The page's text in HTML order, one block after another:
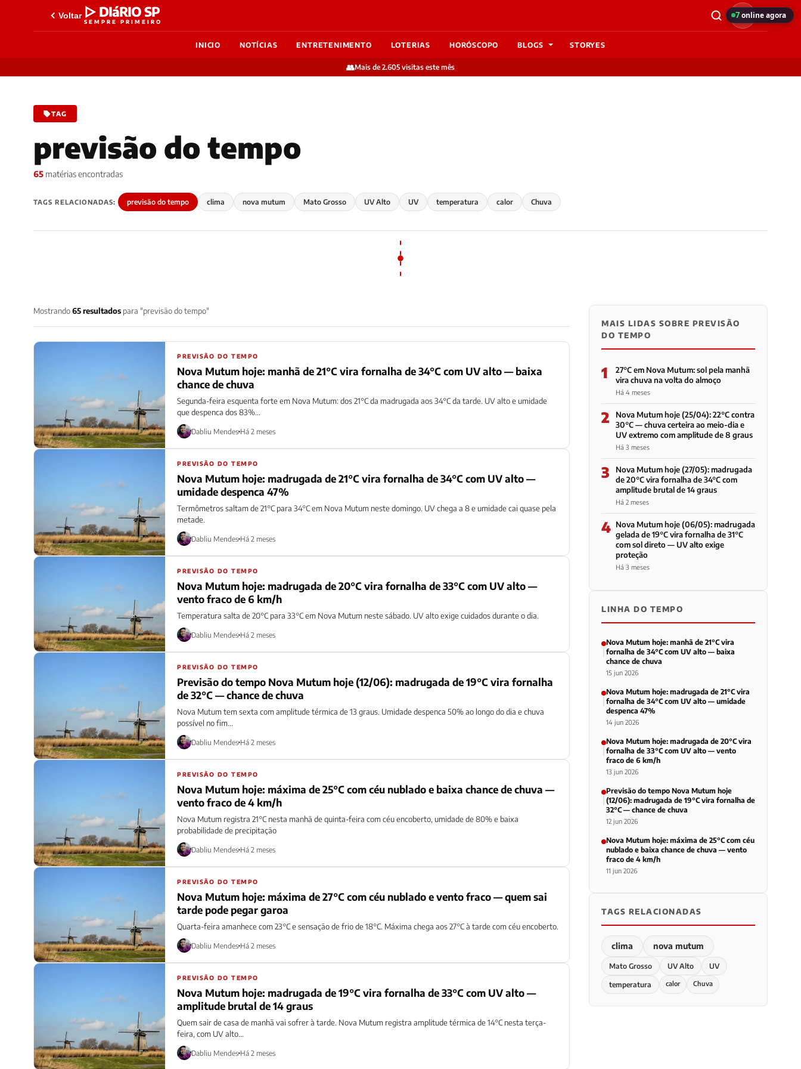
Voltar ▷ DIáRIO SP
SEMPRE PRIMEIRO
INICIO NOTÍCIAS ENTRETENIMENTO LOTERIAS HORÓSCOPO BLOGS STORYES
👥Mais de 2.605 visitas este mês
TAG
previsão do tempo
65 matérias encontradas
TAGS RELACIONADAS: previsão do tempo clima nova mutum Mato Grosso UV Alto UV temperatura calor Chuva
Mostrando65 resultados para "previsão do tempo"
PREVISÃO DO TEMPO
Nova Mutum hoje: manhã de 21°C vira fornalha de 34°C com UV alto — baixa
chance de chuva
Segunda-feira esquenta forte em Nova Mutum: dos 21°C da madrugada aos 34°C da tarde. UV alto e umidade
que despenca dos 83%...
Dabliu Mendes Há 2 meses
PREVISÃO DO TEMPO
Nova Mutum hoje: madrugada de 21°C vira fornalha de 34°C com UV alto —
umidade despenca 47%
Termômetros saltam de 21°C para 34°C em Nova Mutum neste domingo. UV chega a 8 e umidade cai quase pela
metade.
Dabliu Mendes Há 2 meses
PREVISÃO DO TEMPO
Nova Mutum hoje: madrugada de 20°C vira fornalha de 33°C com UV alto —
vento fraco de 6 km/h
Temperatura salta de 20°C para 33°C em Nova Mutum neste sábado. UV alto exige cuidados durante o dia.
Dabliu Mendes Há 2 meses
PREVISÃO DO TEMPO
Previsão do tempo Nova Mutum hoje (12/06): madrugada de 19°C vira fornalha
de 32°C — chance de chuva
Nova Mutum tem sexta com amplitude térmica de 13 graus. Umidade despenca 50% ao longo do dia e chuva
possível no fim...
Dabliu Mendes Há 2 meses
PREVISÃO DO TEMPO
Nova Mutum hoje: máxima de 25°C com céu nublado e baixa chance de chuva —
vento fraco de 4 km/h
Nova Mutum registra 21°C nesta manhã de quinta-feira com céu encoberto, umidade de 80% e baixa
probabilidade de precipitação
Dabliu Mendes Há 2 meses
PREVISÃO DO TEMPO
Nova Mutum hoje: máxima de 27°C com céu nublado e vento fraco — quem sai
tarde pode pegar garoa
Quarta-feira amanhece com 23°C e sensação de frio de 18°C. Máxima chega aos 27°C à tarde com céu encoberto.
Dabliu Mendes Há 2 meses
PREVISÃO DO TEMPO
Nova Mutum hoje: madrugada de 19°C vira fornalha de 33°C com UV alto —
amplitude brutal de 14 graus
Quem sair de casa de manhã vai sofrer à tarde. Nova Mutum registra amplitude térmica de 14°C nesta terça-
feira, com UV alto...
Dabliu Mendes Há 2 meses
MAIS LIDAS SOBRE PREVISÃO
DO TEMPO
1
27°C em Nova Mutum: sol pela manhã
vira chuva na volta do almoço
Há 4 meses
2
Nova Mutum hoje (25/04): 22°C contra
30°C — chuva certeira ao meio-dia e
UV extremo com amplitude de 8 graus
Há 3 meses
3
Nova Mutum hoje (27/05): madrugada
de 20°C vira fornalha de 34°C com
amplitude brutal de 14 graus
Há 2 meses
4 Nova Mutum hoje (06/05): madrugada
gelada de 19°C vira fornalha de 31°C
com sol direto — UV alto exige
proteção
Há 3 meses
LINHA DO TEMPO
Nova Mutum hoje: manhã de 21°C vira
fornalha de 34°C com UV alto — baixa
chance de chuva
15 jun 2026
Nova Mutum hoje: madrugada de 21°C vira
fornalha de 34°C com UV alto — umidade
despenca 47%
14 jun 2026
Nova Mutum hoje: madrugada de 20°C vira
fornalha de 33°C com UV alto — vento
fraco de 6 km/h
13 jun 2026
Previsão do tempo Nova Mutum hoje
(12/06): madrugada de 19°C vira fornalha de
32°C — chance de chuva
12 jun 2026
Nova Mutum hoje: máxima de 25°C com céu
nublado e baixa chance de chuva — vento
fraco de 4 km/h
11 jun 2026
TAGS RELACIONADAS
clima nova mutum
Mato Grosso UV Alto UV
temperatura calor Chuva
7online agora